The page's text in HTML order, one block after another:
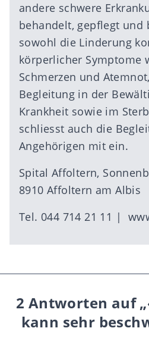
andere schwere
behandelt, gepflegt und
sowohl die Linderung
körperlicher Symptome
Schmerzen und
Begleitung in der
Krankheit sowie im
schliesst auch die
Angehörigen mit ein.
Spital Affoltern,
8910 Affoltern am Albis
Tel. 044 714 21 11 |
2 Antworten auf
kann sehr